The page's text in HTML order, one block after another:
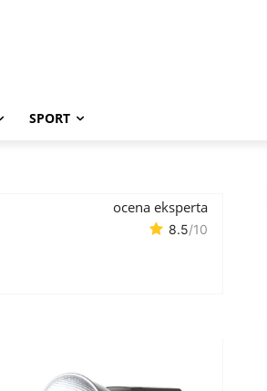
SPORT
ocena eksperta
8.5/10